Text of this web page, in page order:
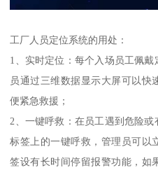
工厂人员定位系统的用处：
1、实时定位：每个入场员工佩
员通过三维数据显示大屏可以快
便紧急救援；
2、一键呼救：在员工遇到危险
标签上的一键呼救，管理员可以
签设有长时间停留报警功能，如